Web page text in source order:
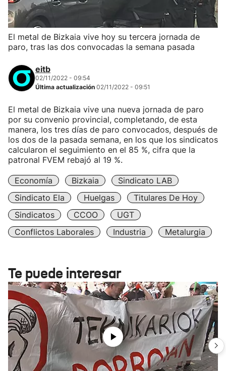
El metal de Bizkaia vive hoy su tercera jornada de
paro, tras las dos convocadas la semana pasada
eitb
02/11/2022 - 09:54
Última actualización 02/11/2022 - 09:51
El metal de Bizkaia vive una nueva jornada de paro
por su convenio provincial, completando, de esta
manera, los tres días de paro convocados, después de
los dos de la pasada semana, en los que los sindicatos
calcularon el seguimiento en el 85 %, cifra que la
patronal FVEM rebajó al 19 %.
Economía Bizkaia
Sindicato LAB
Sindicato Ela
Huelgas
Titulares De Hoy
Sindicatos
CCOO
UGT
Conflictos Laborales
Industria Metalurgia
Te puede interesar